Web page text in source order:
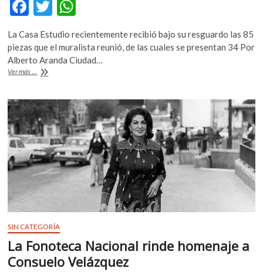
F
ac
e
b
o
o
k
T
w
itt
er
h
at
s
p
p
La Casa Estudio recientemente recibió bajo su resguardo las 85
piezas que el muralista reunió, de las cuales se presentan 34 Por
Alberto Aranda Ciudad…
Ver más ... Exhiben
Rivera
como
coleccionista
y
académico
en
San
Ángel
SIN CATEGORÍA
La Fonoteca Nacional rinde homenaje a
Consuelo Velázquez